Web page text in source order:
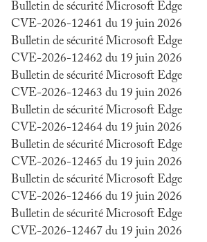
Bulletin de sécurité Microsoft Edge
CVE-2026-12461 du 19 juin 2026
Bulletin de sécurité Microsoft Edge
CVE-2026-12462 du 19 juin 2026
Bulletin de sécurité Microsoft Edge
CVE-2026-12463 du 19 juin 2026
Bulletin de sécurité Microsoft Edge
CVE-2026-12464 du 19 juin 2026
Bulletin de sécurité Microsoft Edge
CVE-2026-12465 du 19 juin 2026
Bulletin de sécurité Microsoft Edge
CVE-2026-12466 du 19 juin 2026
Bulletin de sécurité Microsoft Edge
CVE-2026-12467 du 19 juin 2026